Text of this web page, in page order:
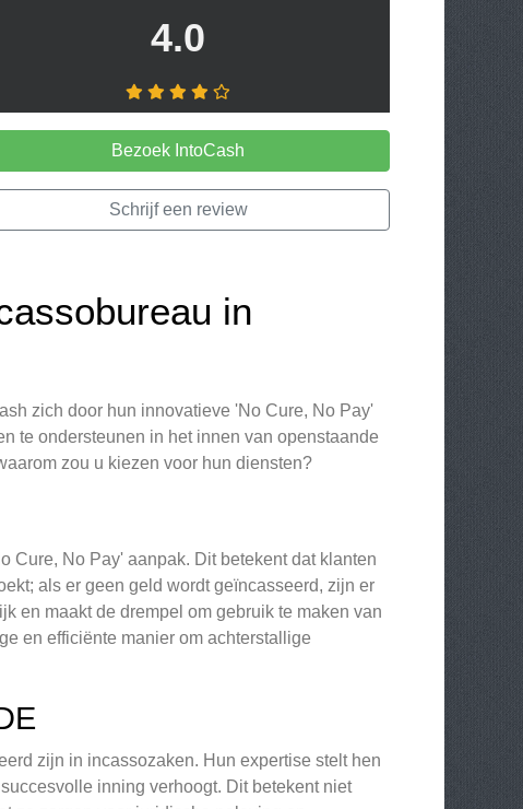
4.0
Bezoek IntoCash
Schrijf een review
in
zich door hun innovatieve 'No Cure, No Pay'
te ondersteunen in het innen van openstaande
zou u kiezen voor hun diensten?
Cure, No Pay' aanpak. Dit betekent dat klanten
als er geen geld wordt geïncasseerd, zijn er
en maakt de drempel om gebruik te maken van
en efficiënte manier om achterstallige
zijn in incassozaken. Hun expertise stelt hen
inning verhoogt. Dit betekent niet